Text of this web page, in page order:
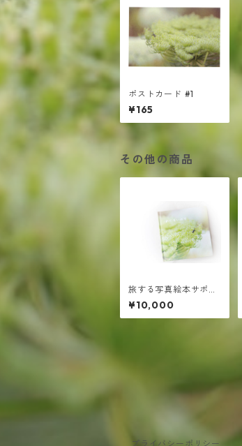
ポストカード #1
¥165
その他の商品
旅する写真絵本サポー
ト ￥10000
¥10,000
プライバシーポリシー